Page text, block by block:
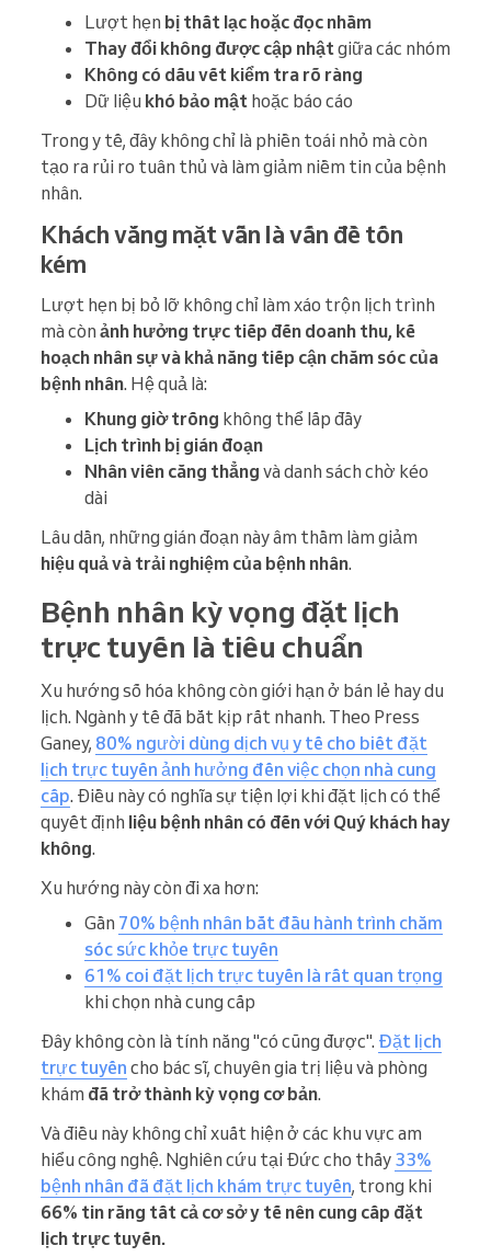
Lượt hẹn bị thất lạc hoặc đọc nhầm
Thay đổi không được cập nhậtgiữa các nhóm
Không có dấu vết kiểm tra rõ ràng
Dữ liệu khó bảo mật hoặc báo cáo
Trong y tế, đây không chỉ là phiền toái nhỏ mà còn
tạo ra rủi ro tuân thủ và làm giảm niềm tin của bệnh
nhân.
Khách vắng mặt vẫn là vấn đề tốn
kém
Lượt hẹn bị bỏ lỡ không chỉ làm xáo trộn lịch trình
mà còn ảnh hưởng trực tiếp đến doanh thu, kế
hoạch nhân sự và khả năng tiếp cận chăm sóc của
bệnh nhân. Hệ quả là:
Khung giờ trống không thể lấp đầy
Lịch trình bị gián đoạn
Nhân viên căng thẳng và danh sách chờ kéo
dài
Lâu dần, những gián đoạn này âm thầm làm giảm
hiệu quả và trải nghiệm của bệnh nhân.
Bệnh nhân kỳ vọng đặt lịch
trực tuyến là tiêu chuẩn
Xu hướng số hóa không còn giới hạn ở bán lẻ hay du
lịch. Ngành y tế đã bắt kịp rất nhanh. Theo Press
Ganey, 80% người dùng dịch vụ y tế cho biết đặt
lịch trực tuyến ảnh hưởng đến việc chọn nhà cung
cấp. Điều này có nghĩa sự tiện lợi khi đặt lịch có thể
quyết định liệu bệnh nhân có đến với Quý khách hay
không.
Xu hướng này còn đi xa hơn:
Gần 70% bệnh nhân bắt đầu hành trình chăm
sóc sức khỏe trực tuyến
61% coi đặt lịch trực tuyến là rất quan trọng
khi chọn nhà cung cấp
Đây không còn là tính năng "có cũng được". Đặt lịch
trực tuyến cho bác sĩ, chuyên gia trị liệu và phòng
khám đã trở thành kỳ vọng cơ bản.
Và điều này không chỉ xuất hiện ở các khu vực am
hiểu công nghệ. Nghiên cứu tại Đức cho thấy 33%
bệnh nhân đã đặt lịch khám trực tuyến, trong khi
66% tin rằng tất cả cơ sở y tế nên cung cấp đặt
lịch trực tuyến.